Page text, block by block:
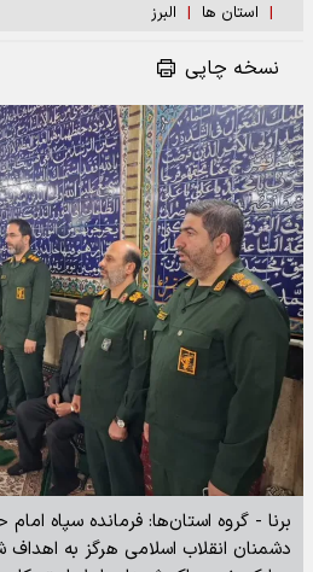
| استان ها | البرز
نسخه چاپی
برنا - گروه استان‌ها: فرمانده سپاه
دشمنان انقلاب اسلامی هرگز به